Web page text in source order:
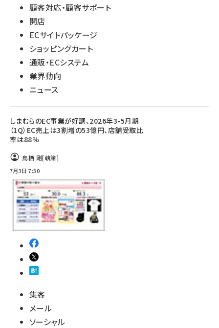
顧客対応・顧客サポート
開店
ECサイトパッケージ
ショッピングカート
通販・ECシステム
業界動向
ニュース
しまむらのEC事業が好調、2026年3-5月期
（1Q）EC売上は3割増の53億円、店舗受取比
率は88%
鳥栖 剛[執筆]
7月3日 7:30
集客
メール
ソーシャル